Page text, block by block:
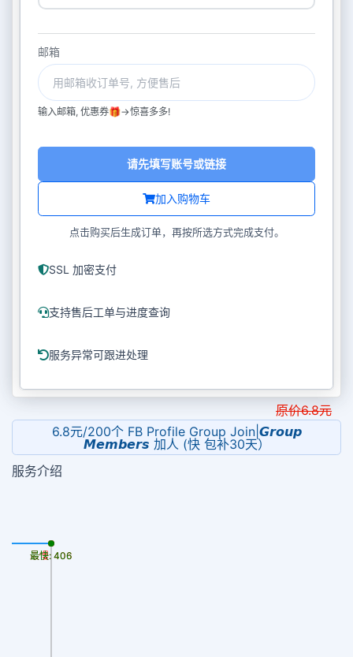
邮箱
输入邮箱, 优惠券🎁->惊喜多多!
加入购物车
请先填写账号或链接
点击购买后生成订单，再按所选方式完成支付。
SSL 加密支付
支持售后工单与进度查询
服务异常可跟进处理
原价6.8元
6.8元/200个 FB Profile Group Join|𝙂𝙧𝙤𝙪𝙥
𝙈𝙚𝙢𝙗𝙚𝙧𝙨 加人 (快 包补30天）
服务介绍
最慢: 406
最快: 406